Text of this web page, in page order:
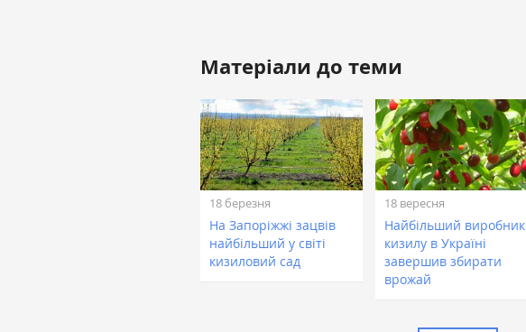
Матеріали до теми
18 березня
На Запоріжжі зацвів
найбільший у світі
кизиловий сад
18 вересня
Найбільший виробник
кизилу в Україні
завершив збирати
врожай